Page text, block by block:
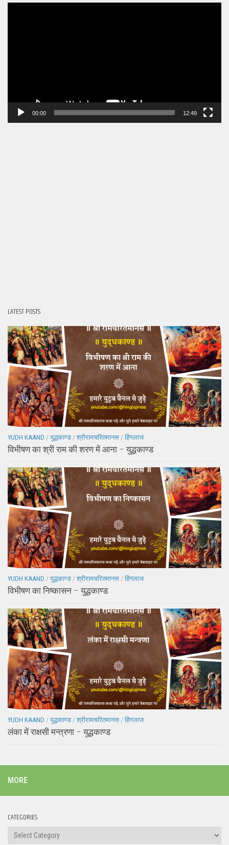
00:00 12:49
LATEST POSTS
YUDH KAAND / युद्धकाण्ड / श्रीरामचरितमानस / हिंगलाज
विभीषण का श्री राम की शरण में आना – युद्धकाण्ड
YUDH KAAND / युद्धकाण्ड / श्रीरामचरितमानस / हिंगलाज
विभीषण का निष्कासन – युद्धकाण्ड
YUDH KAAND / युद्धकाण्ड / श्रीरामचरितमानस / हिंगलाज
लंका में राक्षसी मन्त्रणा – युद्धकाण्ड
MORE
CATEGORIES
Categories